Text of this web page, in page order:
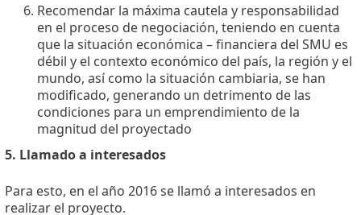
Recomendar la máxima cautela y responsabilidad
en el proceso de negociación, teniendo en cuenta
que la situación económica – financiera del SMU es
débil y el contexto económico del país, la región y el
mundo, así como la situación cambiaria, se han
modificado, generando un detrimento de las
condiciones para un emprendimiento de la
magnitud del proyectado
5. Llamado a interesados
Para esto, en el año 2016 se llamó a interesados en
realizar el proyecto.